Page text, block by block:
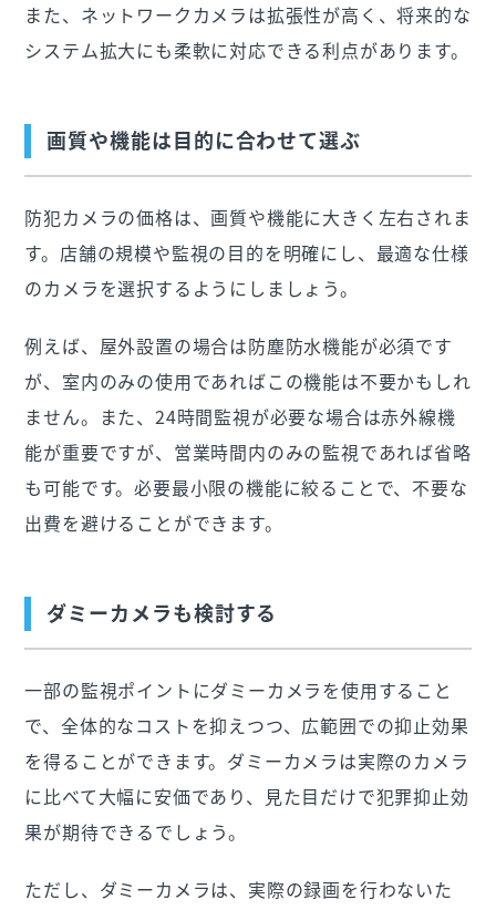
また、ネットワークカメラは拡張性が高く、将来的な
システム拡大にも柔軟に対応できる利点があります。
画質や機能は目的に合わせて選ぶ
防犯カメラの価格は、画質や機能に大きく左右されま
す。店舗の規模や監視の目的を明確にし、最適な仕様
のカメラを選択するようにしましょう。
例えば、屋外設置の場合は防塵防水機能が必須です
が、室内のみの使用であればこの機能は不要かもしれ
ません。また、24時間監視が必要な場合は赤外線機
能が重要ですが、営業時間内のみの監視であれば省略
も可能です。必要最小限の機能に絞ることで、不要な
出費を避けることができます。
ダミーカメラも検討する
一部の監視ポイントにダミーカメラを使用すること
で、全体的なコストを抑えつつ、広範囲での抑止効果
を得ることができます。ダミーカメラは実際のカメラ
に比べて大幅に安価であり、見た目だけで犯罪抑止効
果が期待できるでしょう。
ただし、ダミーカメラは、実際の録画を行わないた